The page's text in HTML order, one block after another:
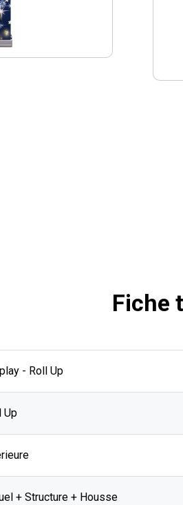
Fiche
- Roll Up
Up
+ Structure + Housse